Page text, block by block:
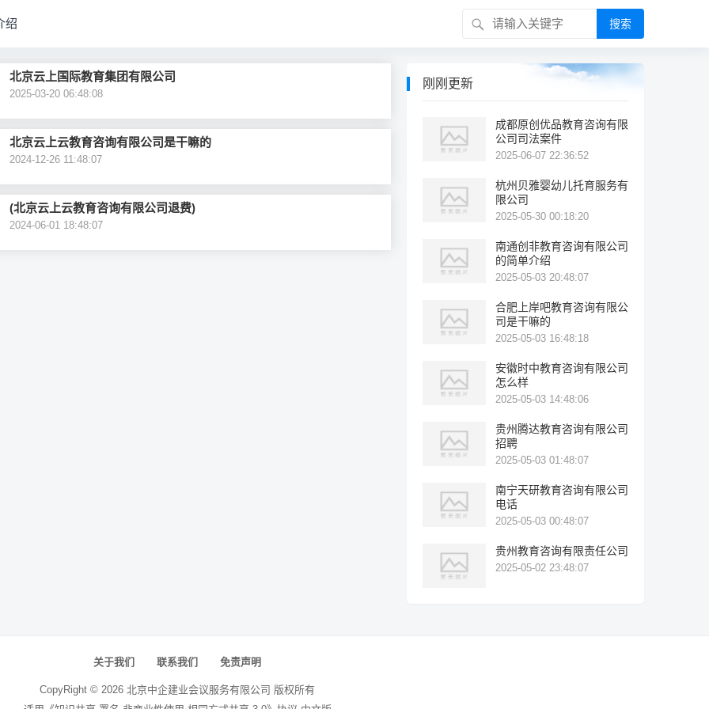
绍 搜索
北京云上国际教育集团有限公司
2025-03-20 06:48:08
北京云上云教育咨询有限公司是干嘛的
2024-12-26 11:48:07
(北京云上云教育咨询有限公司退费)
2024-06-01 18:48:07
刚刚更新
成都原创优品教育咨询有限
公司司法案件
2025-06-07 22:36:52
杭州贝雅婴幼儿托育服务有
限公司
2025-05-30 00:18:20
南通创非教育咨询有限公司
的简单介绍
2025-05-03 20:48:07
合肥上岸吧教育咨询有限公
司是干嘛的
2025-05-03 16:48:18
安徽时中教育咨询有限公司
怎么样
2025-05-03 14:48:06
贵州腾达教育咨询有限公司
招聘
2025-05-03 01:48:07
南宁天研教育咨询有限公司
电话
2025-05-03 00:48:07
贵州教育咨询有限责任公司
2025-05-02 23:48:07
关于我们 联系我们 免责声明
CopyRight © 2026 北京中企建业会议服务有限公司 版权所有